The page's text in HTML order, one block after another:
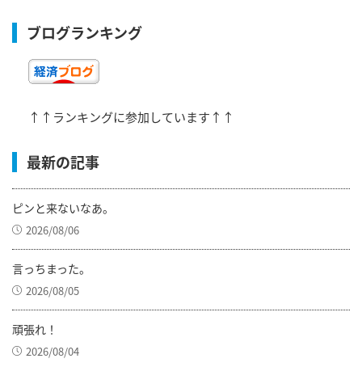
ブログランキング
↑↑ランキングに参加しています↑↑
最新の記事
ピンと来ないなあ。
2026/08/06
言っちまった。
2026/08/05
頑張れ！
2026/08/04